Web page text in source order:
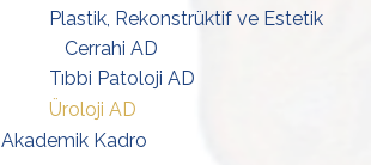
Plastik, Rekonstrüktif ve Estetik
Cerrahi AD
Tıbbi Patoloji AD
Üroloji AD
Akademik Kadro